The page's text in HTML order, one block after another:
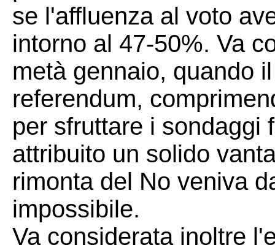
se l'affluenza al voto
intorno al 47-50%. Va
metà gennaio, quando
referendum,
per sfruttare i sondaggi
attribuito un solido
rimonta del No veniva
impossibile.
Va considerata inoltre